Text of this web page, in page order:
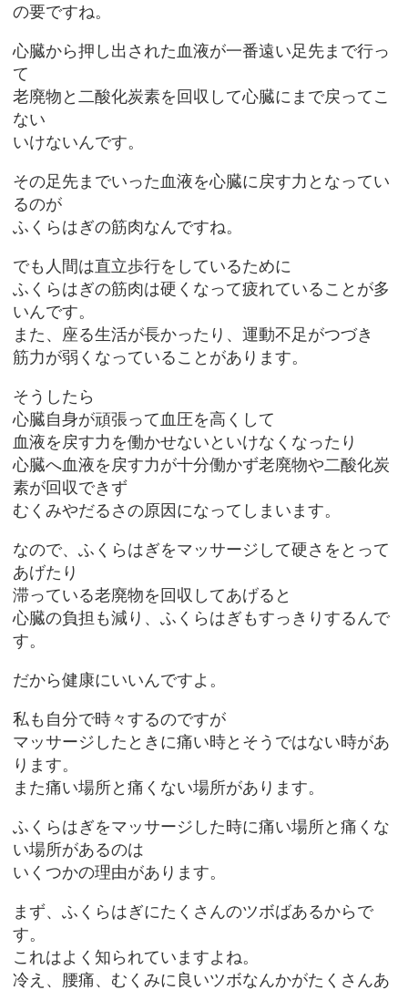
の要ですね。
心臓から押し出された血液が一番遠い足先まで行っ
て
老廃物と二酸化炭素を回収して心臓にまで戻ってこ
ない
いけないんです。
その足先までいった血液を心臓に戻す力となってい
るのが
ふくらはぎの筋肉なんですね。
でも人間は直立歩行をしているために
ふくらはぎの筋肉は硬くなって疲れていることが多
いんです。
また、座る生活が長かったり、運動不足がつづき
筋力が弱くなっていることがあります。
そうしたら
心臓自身が頑張って血圧を高くして
血液を戻す力を働かせないといけなくなったり
心臓へ血液を戻す力が十分働かず老廃物や二酸化炭
素が回収できず
むくみやだるさの原因になってしまいます。
なので、ふくらはぎをマッサージして硬さをとって
あげたり
滞っている老廃物を回収してあげると
心臓の負担も減り、ふくらはぎもすっきりするんで
す。
だから健康にいいんですよ。
私も自分で時々するのですが
マッサージしたときに痛い時とそうではない時があ
ります。
また痛い場所と痛くない場所があります。
ふくらはぎをマッサージした時に痛い場所と痛くな
い場所があるのは
いくつかの理由があります。
まず、ふくらはぎにたくさんのツボばあるからで
す。
これはよく知られていますよね。
冷え、腰痛、むくみに良いツボなんかがたくさんあ